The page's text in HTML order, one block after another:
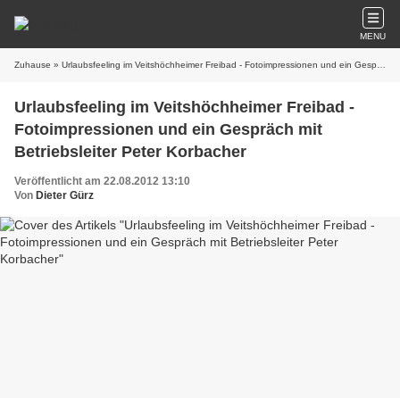
MENU
Zuhause » Urlaubsfeeling im Veitshöchheimer Freibad - Fotoimpressionen und ein Gespräch mit Betriebsleiter Peter Korbacher
Urlaubsfeeling im Veitshöchheimer Freibad -
Fotoimpressionen und ein Gespräch mit
Betriebsleiter Peter Korbacher
Veröffentlicht am 22.08.2012 13:10
Von Dieter Gürz